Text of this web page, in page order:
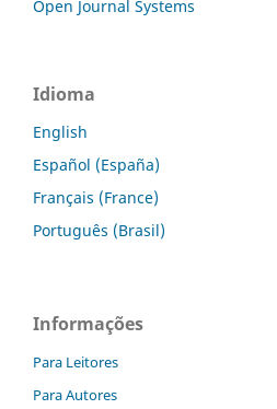
Open Journal Systems
Idioma
English
Español (España)
Français (France)
Português (Brasil)
Informações
Para Leitores
Para Autores